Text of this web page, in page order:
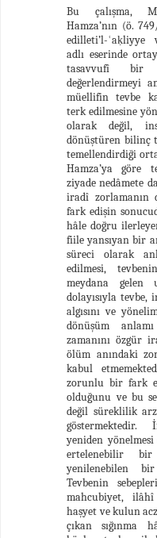
Bu çalışma,
Hamza’nın (ö.
edilleti’l-ʿaḳliyye
adlı eserinde
tasavvufî bir
değerlendirmeyi
müellifin tevbe
terk edilmesine
olarak değil,
dönüştüren bilinç
temellendirdiği
Hamza’ya göre
ziyade nedâmete
iradî zorlamanın
fark edişin
hâle doğru
fiile yansıyan bir
süreci olarak
edilmesi,
meydana gelen
dolayısıyla
algısını ve
dönüşüm
zamanını özgür
ölüm anındaki
kabul
zorunlu bir fark
olduğunu ve bu
değil süreklilik
göstermektedir.
yeniden
ertelenebilir
yenilenebilen
Tevbenin
mahcubiyet,
haşyet ve kulun
çıkan sığınma